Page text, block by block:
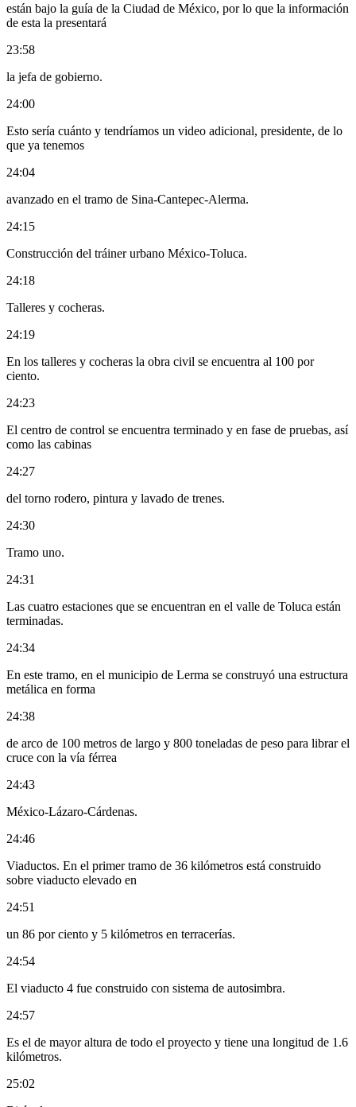
están bajo la guía de la Ciudad de México, por lo que la información
de esta la presentará
23:58
la jefa de gobierno.
24:00
Esto sería cuánto y tendríamos un video adicional, presidente, de lo
que ya tenemos
24:04
avanzado en el tramo de Sina-Cantepec-Alerma.
24:15
Construcción del tráiner urbano México-Toluca.
24:18
Talleres y cocheras.
24:19
En los talleres y cocheras la obra civil se encuentra al 100 por
ciento.
24:23
El centro de control se encuentra terminado y en fase de pruebas, así
como las cabinas
24:27
del torno rodero, pintura y lavado de trenes.
24:30
Tramo uno.
24:31
Las cuatro estaciones que se encuentran en el valle de Toluca están
terminadas.
24:34
En este tramo, en el municipio de Lerma se construyó una estructura
metálica en forma
24:38
de arco de 100 metros de largo y 800 toneladas de peso para librar el
cruce con la vía férrea
24:43
México-Lázaro-Cárdenas.
24:46
Viaductos. En el primer tramo de 36 kilómetros está construido
sobre viaducto elevado en
24:51
un 86 por ciento y 5 kilómetros en terracerías.
24:54
El viaducto 4 fue construido con sistema de autosimbra.
24:57
Es el de mayor altura de todo el proyecto y tiene una longitud de 1.6
kilómetros.
25:02